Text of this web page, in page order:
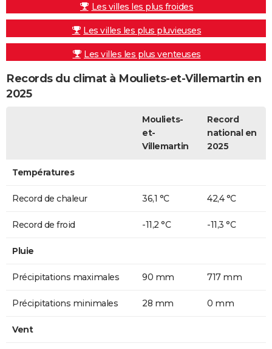
Les villes les plus froides
Les villes les plus pluvieuses
Les villes les plus venteuses
Records du climat à Mouliets-et-Villemartin en
2025
Mouliets-
et-
Villemartin
Record
national en
2025
Températures
Record de chaleur 36,1 °C 42,4 °C
Record de froid -11,2 °C -11,3 °C
Pluie
Précipitations maximales 90 mm 717 mm
Précipitations minimales 28 mm 0 mm
Vent